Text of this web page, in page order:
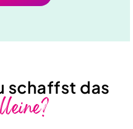
schaffst das